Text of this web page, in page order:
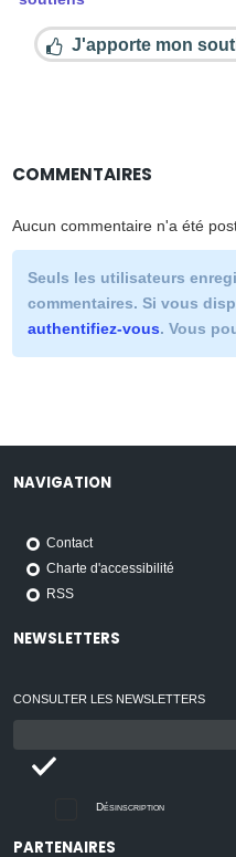
J'apporte mon
COMMENTAIRES
Aucun commentaire n'a été
Seuls les utilisateurs
commentaires. Si vous
authentifiez-vous. Vous
NAVIGATION
Contact
Charte d'accessibilité
RSS
NEWSLETTERS
CONSULTER LES NEWSLETTERS
:
Désinscription
PARTENAIRES